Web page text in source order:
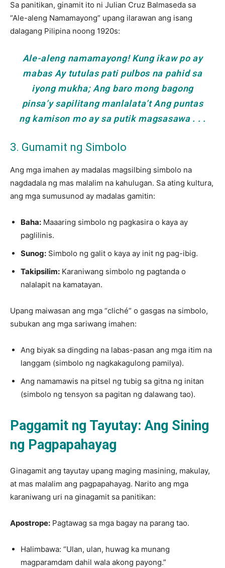
Sa panitikan, ginamit ito ni Julian Cruz Balmaseda sa
“Ale-aleng Namamayong” upang ilarawan ang isang
dalagang Pilipina noong 1920s:
Ale-aleng namamayong! Kung ikaw po ay
mabas Ay tutulas pati pulbos na pahid sa
iyong mukha; Ang baro mong bagong
pinsa’y sapilitang manlalata’t Ang puntas
ng kamison mo ay sa putik magsasawa . . .
3. Gumamit ng Simbolo
Ang mga imahen ay madalas magsilbing simbolo na
nagdadala ng mas malalim na kahulugan. Sa ating kultura,
ang mga sumusunod ay madalas gamitin:
Baha: Maaaring simbolo ng pagkasira o kaya ay
paglilinis.
Sunog: Simbolo ng galit o kaya ay init ng pag-ibig.
Takipsilim: Karaniwang simbolo ng pagtanda o
nalalapit na kamatayan.
Upang maiwasan ang mga “cliché” o gasgas na simbolo,
subukan ang mga sariwang imahen:
Ang biyak sa dingding na labas-pasan ang mga itim na
langgam (simbolo ng nagkakagulong pamilya).
Ang namamawis na pitsel ng tubig sa gitna ng initan
(simbolo ng tensyon sa pagitan ng dalawang tao).
Paggamit ng Tayutay: Ang Sining
ng Pagpapahayag
Ginagamit ang tayutay upang maging masining, makulay,
at mas malalim ang pagpapahayag. Narito ang mga
karaniwang uri na ginagamit sa panitikan:
Apostrope: Pagtawag sa mga bagay na parang tao.
Halimbawa: “Ulan, ulan, huwag ka munang
magparamdam dahil wala akong payong.”